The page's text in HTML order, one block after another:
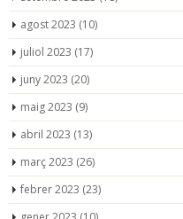
agost 2023 (10)
juliol 2023 (17)
juny 2023 (20)
maig 2023 (9)
abril 2023 (13)
març 2023 (26)
febrer 2023 (23)